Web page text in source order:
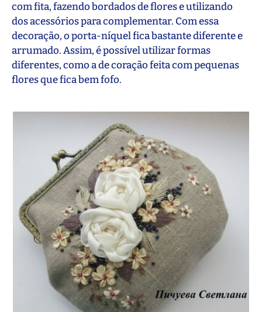
com fita, fazendo bordados de flores e utilizando
dos acessórios para complementar. Com essa
decoração, o porta-níquel fica bastante diferente e
arrumado. Assim, é possível utilizar formas
diferentes, como a de coração feita com pequenas
flores que fica bem fofo.